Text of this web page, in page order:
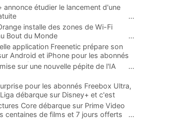
annonce étudier le lancement d'une
...
installe des zones de Wi-Fi
Bout du Monde
...
application Freenetic prépare son
Android et iPhone pour les abonnés
testez lasur une nouvelle pépite de l'IA ...
pour les abonnés Freebox Ultra,
débarque sur Disney+ et c'est
Core débarque sur Prime Video
centaines de films et 7 jours offerts
...